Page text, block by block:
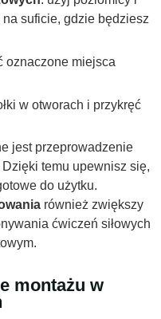
suficie, gdzie będziesz
oznaczone miejsca
w otworach i przykręć
jest przeprowadzenie
Dzięki temu upewnisz się,
do użytku.
również zwiększy
ćwiczeń siłowych
montażu w